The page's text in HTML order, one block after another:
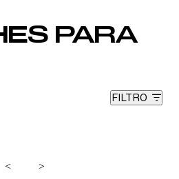
PARA
FILTRO
< >